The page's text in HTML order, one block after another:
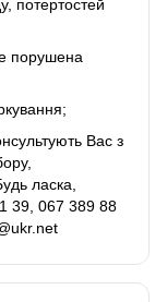
потертостей
порушена
Вас з
ласка,
39, 067 389 88